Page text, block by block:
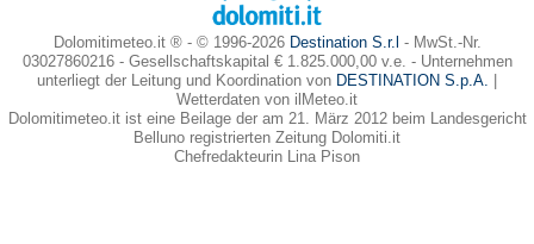
Dolomitimeteo.it ® - © 1996-2026 Destination S.r.l - MwSt.-Nr.
03027860216 - Gesellschaftskapital € 1.825.000,00 v.e. - Unternehmen
unterliegt der Leitung und Koordination von DESTINATION S.p.A.
Wetterdaten von ilMeteo.it
Dolomitimeteo.it ist eine Beilage der am 21. März 2012 beim Landesgericht
Belluno registrierten Zeitung Dolomiti.it
Chefredakteurin Lina Pison